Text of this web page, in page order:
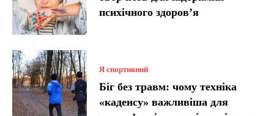
психічного здоров’я
Я спортивний
Біг без травм: чому техніка
«каденсу» важливіша для